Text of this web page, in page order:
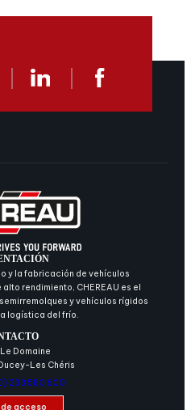
y la fabricación de vehículos
rendimiento, CHEREAU es el
y vehículos rígidos
logística del frío.
Le Domaine
Les Chéris
233 580 600
acceso